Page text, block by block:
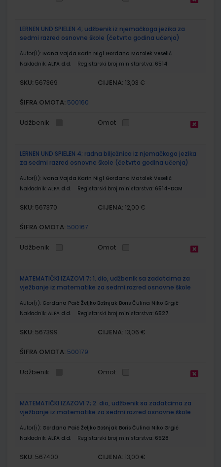
LERNEN UND SPIELEN 4; udžbenik iz njemačkoga jezika za
sedmi razred osnovne škole (četvrta godina učenja)
Autor(i): Ivana Vajda Karin Nigl Gordana Matolek Veselić
Nakladnik: ALFA d.d. Registarski broj ministarstva: 6514
SKU: 567369 CIJENA: 13,03 €
ŠIFRA OMOTA: 500160
Udžbenik Omot
LERNEN UND SPIELEN 4; radna bilježnica iz njemačkoga jezika
za sedmi razred osnovne škole (četvrta godina učenja)
Autor(i): Ivana Vajda Karin Nigl Gordana Matolek Veselić
Nakladnik: ALFA d.d. Registarski broj ministarstva: 6514-DOM
SKU: 567370 CIJENA: 12,00 €
ŠIFRA OMOTA: 500167
Udžbenik Omot
MATEMATIČKI IZAZOVI 7; 1. dio, udžbenik sa zadatcima za
vježbanje iz matematike za sedmi razred osnovne škole
Autor(i): Gordana Paić Željko Bošnjak Boris Čulina Niko Grgić
Nakladnik: ALFA d.d. Registarski broj ministarstva: 6527
SKU: 567399 CIJENA: 13,06 €
ŠIFRA OMOTA: 500179
Udžbenik Omot
MATEMATIČKI IZAZOVI 7; 2. dio, udžbenik sa zadatcima za
vježbanje iz matematike za sedmi razred osnovne škole
Autor(i): Gordana Paić Željko Bošnjak Boris Čulina Niko Grgić
Nakladnik: ALFA d.d. Registarski broj ministarstva: 6528
SKU: 567400 CIJENA: 13,00 €